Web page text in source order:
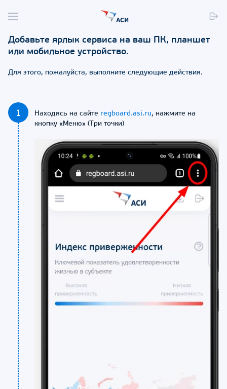
Добавьте ярлык сервиса на ваш ПК, планшет
или мобильное устройство.
Для этого, пожалуйста, выполните следующие действия.
1 Находясь на сайте regboard.asi.ru, нажмите на
кнопку «Меню» (Три точки)